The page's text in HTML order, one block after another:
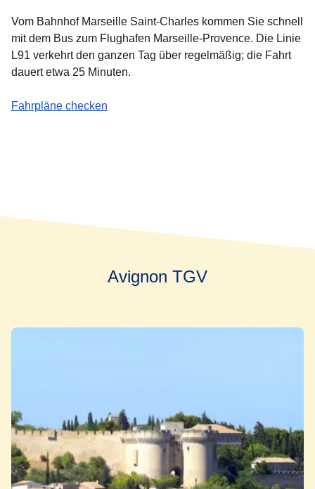
Vom Bahnhof Marseille Saint-Charles kommen Sie schnell
mit dem Bus zum Flughafen Marseille-Provence. Die Linie
L91 verkehrt den ganzen Tag über regelmäßig; die Fahrt
dauert etwa 25 Minuten.
Fahrpläne checken
Avignon TGV